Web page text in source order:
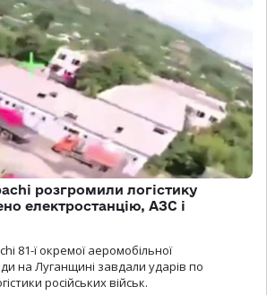
розгромили логістику
електростанцію, АЗС і
81-ї окремої аеромобільної
на Луганщині завдали ударів по
російських військ.